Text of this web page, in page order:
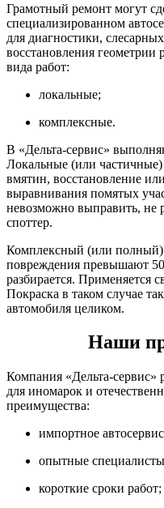
Грамотный ремонт могут
специализированном
для диагностики,
восстановления
вида работ:
локальные;
комплексные.
В «Дельта-сервис»
Локальные (или
вмятин, восстановление
выравнивания помятых
невозможно выправить, не
споттер.
Комплексный (или полный)
повреждения превышают
разбирается. Применяется
Покраска в таком случае
автомобиля целиком.
Наши
Компания «Дельта-сервис»
для иномарок и
преимущества:
импортное
опытные
короткие сроки работ;